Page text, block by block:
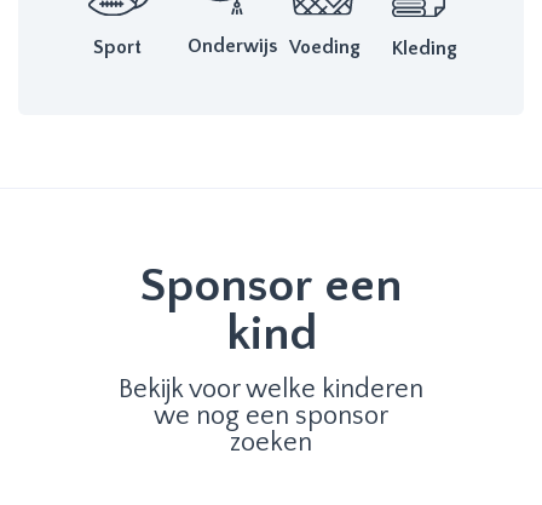
Sport Onderwijs Voeding Kleding
Sponsor een
kind
Bekijk voor welke kinderen
we nog een sponsor
zoeken